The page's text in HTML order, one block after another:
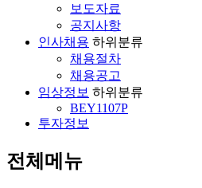
보도자료
공지사항
인사채용 하위분류
채용절차
채용공고
임상정보 하위분류
BEY1107P
투자정보
전체메뉴